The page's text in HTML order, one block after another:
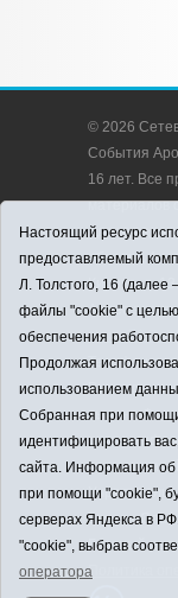
© 2026
События
16 лет. Все
материалов
Адрес
область,
Кирова, д. 13.
Адрес
Телефон
выдано
связи,
центр
Главный
Политика
Настоящий ресурс
предоставляемый
Л. Толстого, 16
файлы "cookie" с
обеспечения
Продолжая
использованием
Собранная при
идентифицировать
сайта. Информация об
при помощи "cookie",
серверах Яндекса в
"cookie", выбрав
оператора